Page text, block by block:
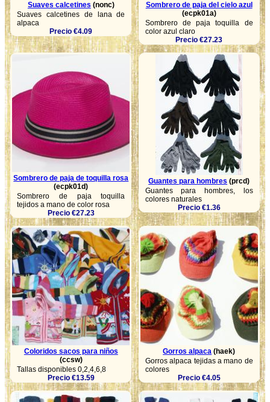
Suaves calcetines (nonc)
Suaves calcetines de lana de
alpaca
Precio €4.09
Sombrero de paja del cielo azul
(ecpk01a)
Sombrero de paja toquilla de
color azul claro
Precio €27.23
Sombrero de paja de toquilla rosa
(ecpk01d)
Sombrero de paja toquilla
tejidos a mano de color rosa
Precio €27.23
Guantes para hombres (prcd)
Guantes para hombres, los
colores naturales
Precio €1.36
Coloridos sacos para niños
(ccsw)
Tallas disponibles 0,2,4,6,8
Precio €13.59
Gorros alpaca (haek)
Gorros alpaca tejidas a mano de
colores
Precio €4.05